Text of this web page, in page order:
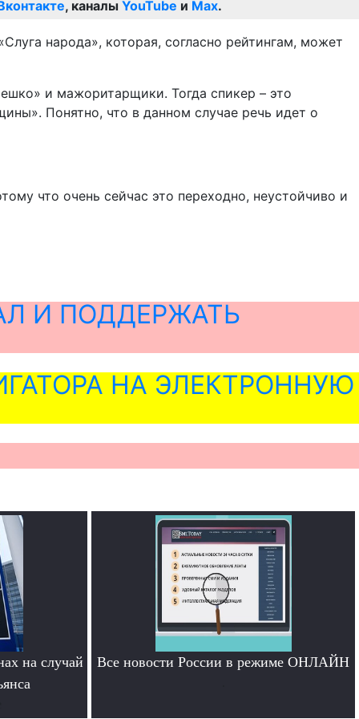
, каналы YouTube и Max.
народа», которая, согласно рейтингам, может
и мажоритарщики. Тогда спикер – это
Понятно, что в данном случае речь идет о
что очень сейчас это переходно, неустойчиво и
И ПОДДЕРЖАТЬ
НА ЭЛЕКТРОННУЮ
на случай
Все новости России в режиме ОНЛАЙН